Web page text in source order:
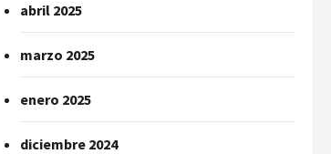
abril 2025
marzo 2025
enero 2025
diciembre 2024